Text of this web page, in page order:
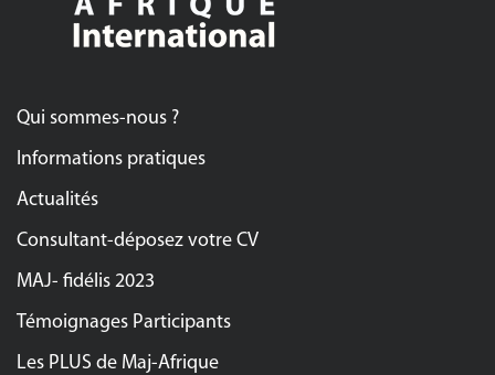
Qui sommes-nous ?
Informations pratiques
Actualités
Consultant-déposez votre CV
MAJ- fidélis 2023
Témoignages Participants
Les PLUS de Maj-Afrique